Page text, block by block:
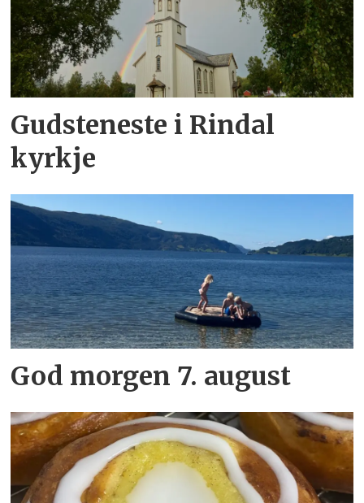
Gudsteneste i Rindal
kyrkje
God morgen 7. august